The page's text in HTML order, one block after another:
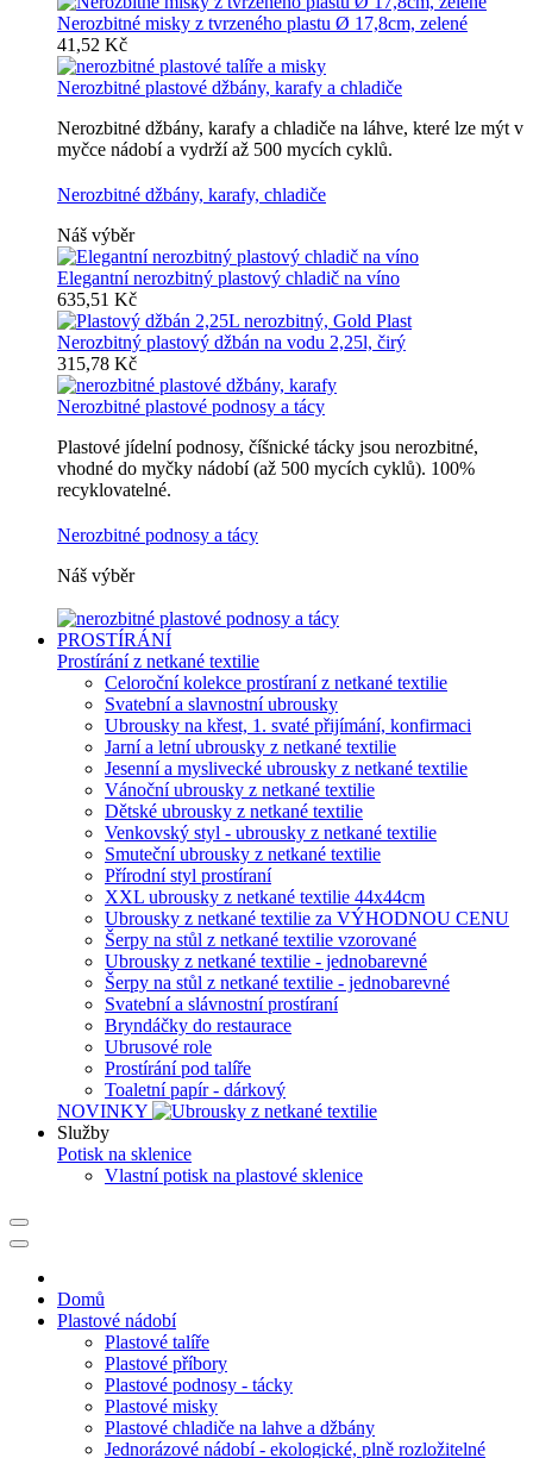
Nerozbitné misky z tvrzeného plastu Ø 17,8cm, zelené
41,52 Kč
Nerozbitné plastové džbány, karafy a chladiče
Nerozbitné džbány, karafy a chladiče na láhve, které lze mýt v
myčce nádobí a vydrží až 500 mycích cyklů.
Nerozbitné džbány, karafy, chladiče
Náš výběr
Elegantní nerozbitný plastový chladič na víno
635,51 Kč
Nerozbitný plastový džbán na vodu 2,25l, čirý
315,78 Kč
Nerozbitné plastové podnosy a tácy
Plastové jídelní podnosy, číšnické tácky jsou nerozbitné,
vhodné do myčky nádobí (až 500 mycích cyklů). 100%
recyklovatelné.
Nerozbitné podnosy a tácy
Náš výběr
PROSTÍRÁNÍ
Prostírání z netkané textilie
Celoroční kolekce prostíraní z netkané textilie
Svatební a slavnostní ubrousky
Ubrousky na křest, 1. svaté přijímání, konfirmaci
Jarní a letní ubrousky z netkané textilie
Jesenní a myslivecké ubrousky z netkané textilie
Vánoční ubrousky z netkané textilie
Dětské ubrousky z netkané textilie
Venkovský styl - ubrousky z netkané textilie
Smuteční ubrousky z netkané textilie
Přírodní styl prostíraní
XXL ubrousky z netkané textilie 44x44cm
Ubrousky z netkané textilie za VÝHODNOU CENU
Šerpy na stůl z netkané textilie vzorované
Ubrousky z netkané textilie - jednobarevné
Šerpy na stůl z netkané textilie - jednobarevné
Svatební a slávnostní prostíraní
Bryndáčky do restaurace
Ubrusové role
Prostírání pod talíře
Toaletní papír - dárkový
NOVINKY
Služby
Potisk na sklenice
Vlastní potisk na plastové sklenice
Domů
Plastové nádobí
Plastové talíře
Plastové příbory
Plastové podnosy - tácky
Plastové misky
Plastové chladiče na lahve a džbány
Jednorázové nádobí - ekologické, plně rozložitelné